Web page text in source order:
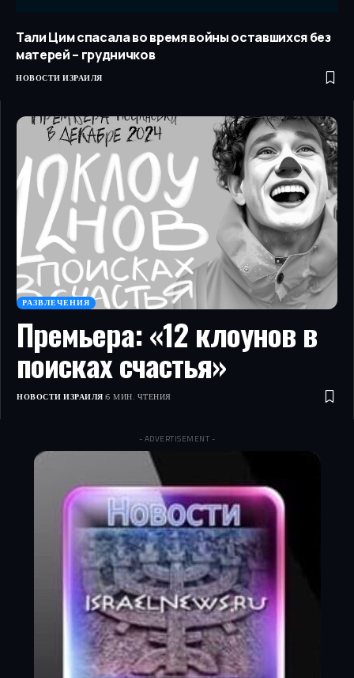
Тали Цим спасала во время войны оставшихся без
матерей – грудничков
НОВОСТИ ИЗРАИЛЯ
РАЗВЛЕЧЕНИЯ
Премьера: «12 клоунов в
поисках счастья»
НОВОСТИ ИЗРАИЛЯ 6 МИН. ЧТЕНИЯ
- ADVERTISEMENT -